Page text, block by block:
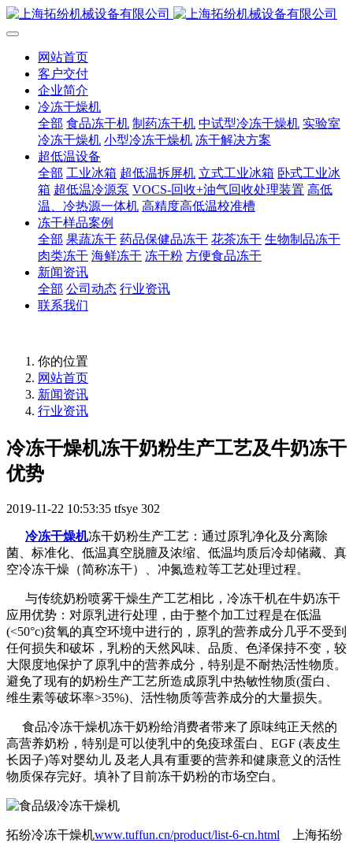
网站首页
客户交付
企业简介
冷冻干燥机
全部 食品冻干机 制药冻干机 中试型冷冻干燥机 实验室
冷冻干燥机 小型冷冻干燥机 冻干解决方案
超低温设备
全部 工业冰箱 超低温拆屏机 立式工业冰箱 卧式工业冰
箱 超低温冷源泵 VOCS-回收+油气回收处理装置 高低
温、冷热源一体机 高精度高低温校准槽
冻干样品案例
全部 果蔬冻干 药品保健品冻干 花茶冻干 生物制品冻干
肉类冻干 海鲜冻干 冻干粉 方便食品冻干
新闻资讯
全部 公司动态 行业资讯
联系我们
你的位置
网站首页
新闻资讯
行业资讯
冷冻干燥机冻干奶粉生产工艺及牛奶冻干
优势
2019-11-22 10:53:35 tfsye 302
冷冻干燥机冻干奶粉生产工艺：通过原乳净化及分离除
菌、标准化、低温真空脱膻及浓缩、低温均质后冷却储藏、真
空冷冻干燥（简称冻干）、冲氮造粒等工艺处理过程。
与传统奶粉喷雾干燥生产工艺相比，冷冻干机在牛奶冻干
应用优势：对原乳进行处理，由于整个加工过程是在低温
(<50°c)贫氧的真空环境中进行的，原乳的营养成分几乎不受到
任何损失和破坏，乳粉的天然风味、品质、色泽保持不变，较
大限度地保护了原乳中的营养成分，特别是不耐热活性物质。
避免了现有的奶粉生产工艺所造成原乳中热敏性物质(蛋白、
维生素等破坏率>35%)、活性物质等营养成分的大量损失。
食品冷冻干燥机冻干奶粉给消费者带来了原味纯正天然的
高营养奶粉，特别是可以使乳中的免疫球蛋白、EGF (表皮生
长因子)等对婴幼儿 及老人具有重要的营养和健康意义的活性
物质保存完好。填补了目前冻干奶粉的市场空白。
拓纷冷冻干燥机www.tuffun.cn/product/list-6-cn.html 上海拓纷